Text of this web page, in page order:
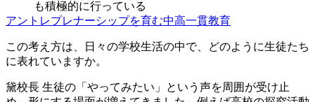
も積極的に行っている
アントレプレナーシップを育む中高一貫教育
この考え方は、日々の学校生活の中で、どのように生徒たち
に表れていますか。
黛校長 生徒の「やってみたい」という声を周囲が受け止